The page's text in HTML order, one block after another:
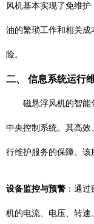
风机基本实现了免维
油的繁琐工作和相关
险。
二、 信息系统运行
磁悬浮风机的智能
中央控制系统。其高
行维护服务的保障。该
设备监控与预警 ：通
机的电流、电压、转